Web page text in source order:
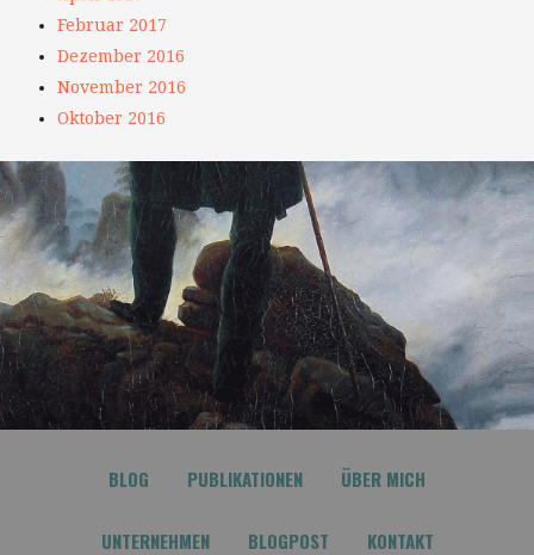
Februar 2017
Dezember 2016
November 2016
Oktober 2016
BLOG PUBLIKATIONEN ÜBER MICH
UNTERNEHMEN BLOGPOST KONTAKT